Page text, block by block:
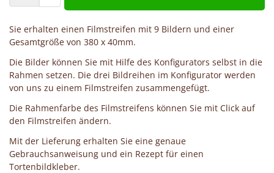
Sie erhalten einen Filmstreifen mit 9 Bildern und einer
Gesamtgröße von 380 x 40mm.
Die Bilder können Sie mit Hilfe des Konfigurators selbst in die
Rahmen setzen. Die drei Bildreihen im Konfigurator werden
von uns zu einem Filmstreifen zusammengefügt.
Die Rahmenfarbe des Filmstreifens können Sie mit Click auf
den Filmstreifen ändern.
Mit der Lieferung erhalten Sie eine genaue
Gebrauchsanweisung und ein Rezept für einen
Tortenbildkleber.